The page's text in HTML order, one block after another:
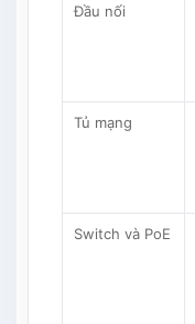
Đầu nối
Tủ mạng
Switch và PoE